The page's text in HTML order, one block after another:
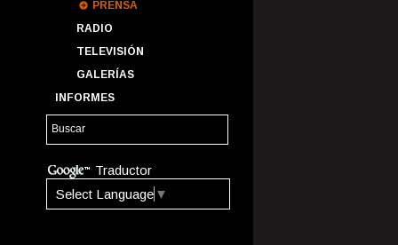
PRENSA
RADIO
TELEVISIÓN
GALERÍAS
INFORMES
Traductor
Select Language ▼